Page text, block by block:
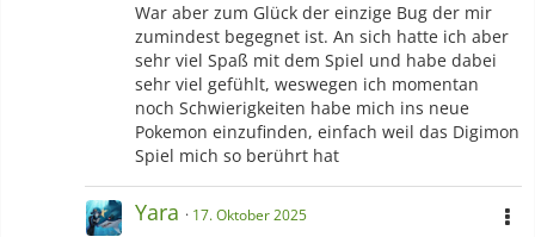
Meine Fanfictions Fanfictions mit Hiyori
Different Exorcists (half Demon) Force Skills
Gelandet in der Welt der
Pokémon
Fly in Air - New Generation
Saiyan-Love
War aber zum Glück der einzige Bug der mir
zumindest begegnet ist. An sich hatte ich aber
sehr viel Spaß mit dem Spiel und habe dabei
sehr viel gefühlt, weswegen ich momentan
noch Schwierigkeiten habe mich ins neue
Pokemon einzufinden, einfach weil das Digimon
Spiel mich so berührt hat
Yara 17. Oktober 2025